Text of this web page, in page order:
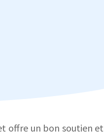
offre un bon soutien